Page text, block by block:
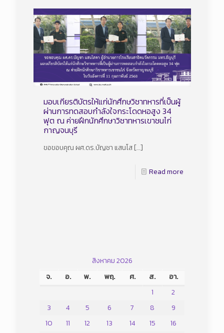
มอบเกียรติบัตรให้แก่นักศึกษวิชาทหารที่เป็นผู้
ผ่านการทดสอบกำลังใจกระโดดหอสูง 34
ฟุต ณ ค่ายฝึกนักศึกษาวิชาทหารเขาชนไก่
กาญจนบุรี
ขอขอบคุณ ผศ.ดร.บัญชา แสนโส[…]
Read more
สิงหาคม 2026
จ.
อ. พ. พฤ. ศ. ส.
อา.
1
2
3
4 5 6 7 8
9
10
11 12 13 14 15
16